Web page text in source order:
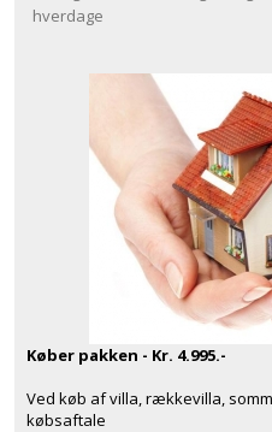
hverdage
Køber pakken - Kr. 4.995.-
Ved køb af villa, rækkevilla,
købsaftale